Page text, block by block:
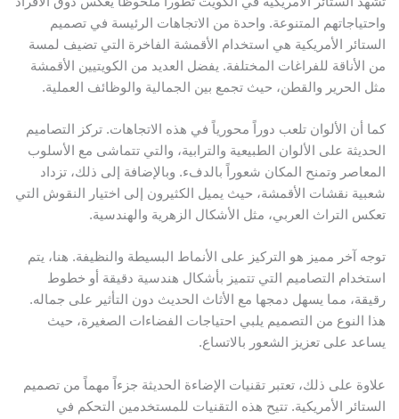
المتنوعة. واحدة من الاتجاهات الرئيسة في تصميم
الأمريكية هي استخدام الأقمشة الفاخرة التي تضيف لمسة
الأناقة للفراغات المختلفة. يفضل العديد من الكويتيين الأقمشة
الحرير والقطن، حيث تجمع بين الجمالية والوظائف العملية.
أن الألوان تلعب دوراً محورياً في هذه الاتجاهات. تركز التصاميم
على الألوان الطبيعية والترابية، والتي تتماشى مع الأسلوب
وتمنح المكان شعوراً بالدفء. وبالإضافة إلى ذلك، تزداد
نقشات الأقمشة، حيث يميل الكثيرون إلى اختيار النقوش التي
التراث العربي، مثل الأشكال الزهرية والهندسية.
آخر مميز هو التركيز على الأنماط البسيطة والنظيفة. هنا، يتم
التصاميم التي تتميز بأشكال هندسية دقيقة أو خطوط
مما يسهل دمجها مع الأثاث الحديث دون التأثير على جماله.
النوع من التصميم يلبي احتياجات الفضاءات الصغيرة، حيث
على تعزيز الشعور بالاتساع.
على ذلك، تعتبر تقنيات الإضاءة الحديثة جزءاً مهماً من تصميم
الأمريكية. تتيح هذه التقنيات للمستخدمين التحكم في